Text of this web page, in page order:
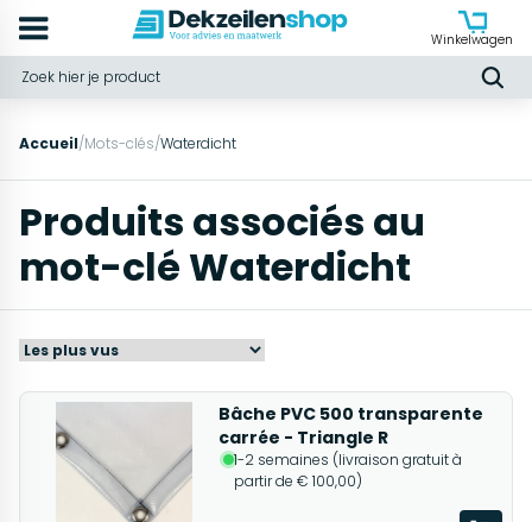
Winkelwagen
Accueil/Mots-clés/Waterdicht
Produits associés au
mot-clé Waterdicht
Bâche PVC 500 transparente
carrée - Triangle R
1-2 semaines (livraison gratuit à
partir de € 100,00)